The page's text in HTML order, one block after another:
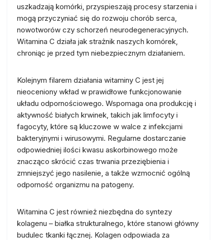
uszkadzają komórki, przyspieszają procesy starzenia i
mogą przyczyniać się do rozwoju chorób serca,
nowotworów czy schorzeń neurodegeneracyjnych.
Witamina C działa jak strażnik naszych komórek,
chroniąc je przed tym niebezpiecznym działaniem.
Kolejnym filarem działania witaminy C jest jej
nieoceniony wkład w prawidłowe funkcjonowanie
układu odpornościowego. Wspomaga ona produkcję i
aktywność białych krwinek, takich jak limfocyty i
fagocyty, które są kluczowe w walce z infekcjami
bakteryjnymi i wirusowymi. Regularne dostarczanie
odpowiedniej ilości kwasu askorbinowego może
znacząco skrócić czas trwania przeziębienia i
zmniejszyć jego nasilenie, a także wzmocnić ogólną
odporność organizmu na patogeny.
Witamina C jest również niezbędna do syntezy
kolagenu – białka strukturalnego, które stanowi główny
budulec tkanki łącznej. Kolagen odpowiada za